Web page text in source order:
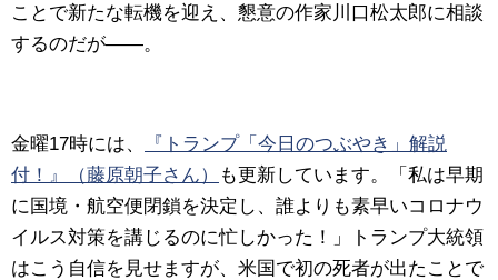
ことで新たな転機を迎え、懇意の作家川口松太郎に相談
するのだが――。
金曜17時には、
『トランプ「今日のつぶやき」解説
付！』（藤原朝子さん）
も更新しています。「私は早期
に国境・航空便閉鎖を決定し、誰よりも素早いコロナウ
イルス対策を講じるのに忙しかった！」トランプ大統領
はこう自信を見せますが、米国で初の死者が出たことで